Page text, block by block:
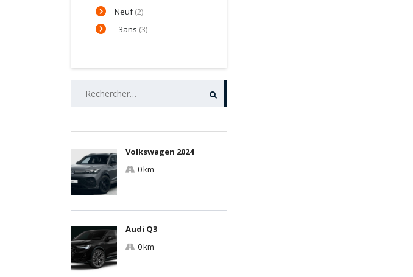
Neuf(2)
- 3ans (3)
RECHERCHER :
Volkswagen 2024
0 km
Audi Q3
0 km